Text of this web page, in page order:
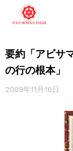
要約「アビサ
の行の根本」
2009年11月16日